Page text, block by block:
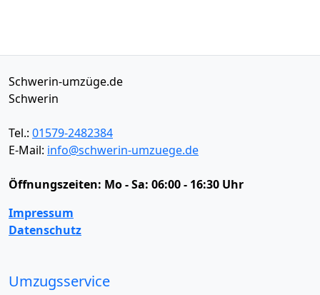
Schwerin-umzüge.de
Schwerin
Tel.: 01579-2482384
E-Mail: info@schwerin-umzuege.de
Öffnungszeiten: Mo - Sa: 06:00 - 16:30 Uhr
Impressum
Datenschutz
Umzugsservice